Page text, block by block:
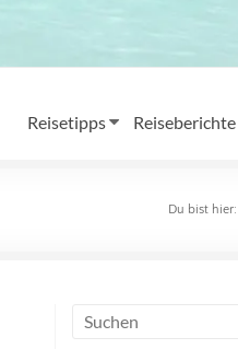
Reisetipps Reiseberichte
Du bist hier: